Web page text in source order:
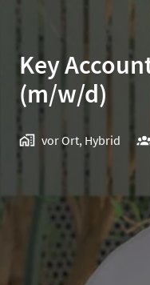
Key
(m/w/d)
vor Ort, Hybrid